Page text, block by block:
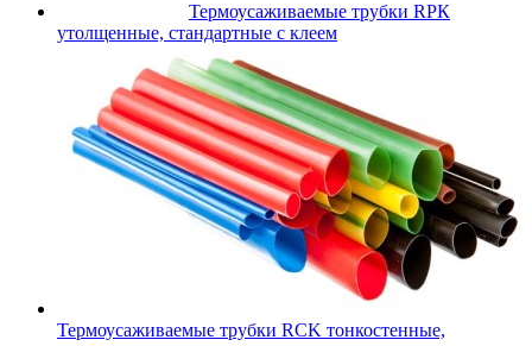
Термоусаживаемые трубки RPК
утолщенные, стандартные с клеем
Термоусаживаемые трубки RCK тонкостенные,